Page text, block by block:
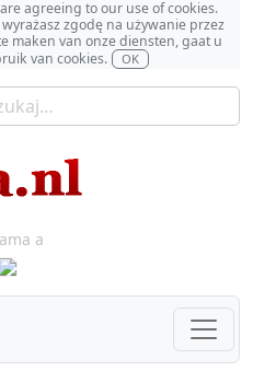
agreeing to our use of cookies.
zgodę na używanie przez
maken van onze diensten, gaat u
van cookies.
OK
a